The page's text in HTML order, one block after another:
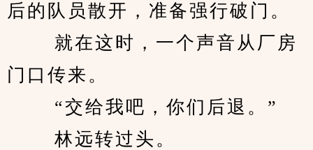
后的队员散开，准备强行破门。
就在这时，一个声音从厂房
门口传来。
“交给我吧，你们后退。”
林远转过头。